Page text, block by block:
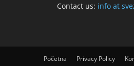
Contact us: info at
Početna Privacy Policy